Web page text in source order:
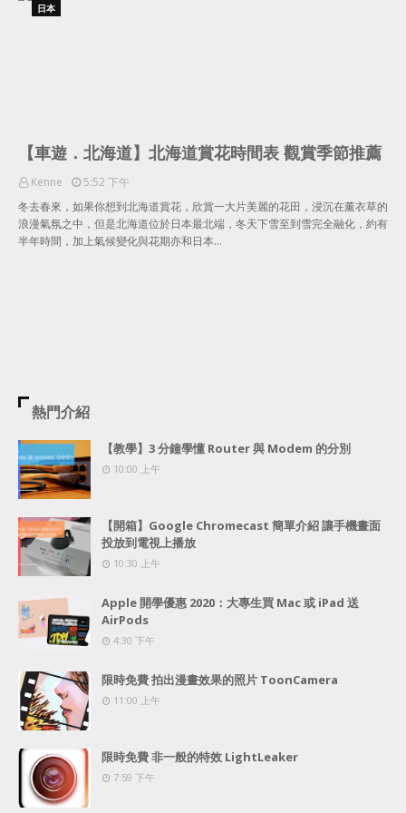
日本
【車遊．北海道】北海道賞花時間表 觀賞季節推薦
Kenne
5:52 下午
冬去春來，如果你想到北海道賞花，欣賞一大片美麗的花田，浸沉在薰衣草的
浪漫氣氛之中，但是北海道位於日本最北端，冬天下雪至到雪完全融化，約有
半年時間，加上氣候變化與花期亦和日本…
熱門介紹
【教學】3 分鐘學懂 Router 與 Modem 的分別
10:00 上午
【開箱】Google Chromecast 簡單介紹 讓手機畫面
投放到電視上播放
10:30 上午
Apple 開學優惠 2020：大專生買 Mac 或 iPad 送
AirPods
4:30 下午
限時免費 拍出漫畫效果的照片 ToonCamera
11:00 上午
限時免費 非一般的特效 LightLeaker
7:59 下午